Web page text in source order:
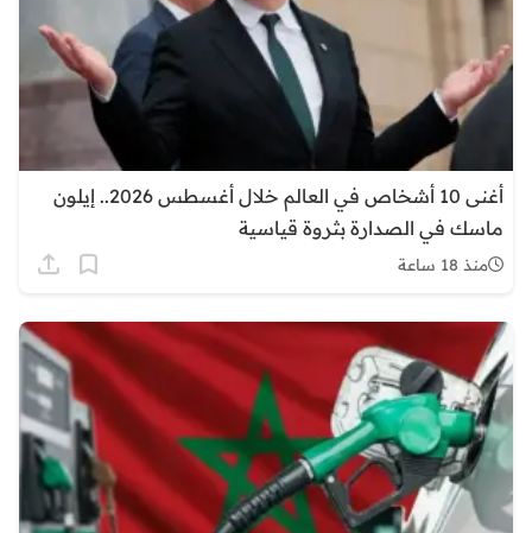
أغنى 10 أشخاص في العالم خلال أغسطس 2026.. إيلون
ماسك في الصدارة بثروة قياسية
منذ 18 ساعة